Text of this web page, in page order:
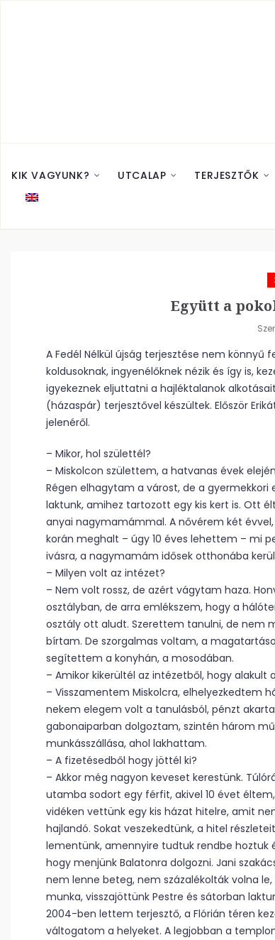
KIK VAGYUNK? UTCALAP TERJESZTŐK
Együtt a
A Fedél Nélkül újság terjesztése nem
koldusoknak, ingyenélőknek nézik és így is,
igyekeznek eljuttatni a hajléktalanok
(házaspár) terjesztővel készültek. Először
jelenéről.
– Mikor, hol születtél?
– Miskolcon születtem, a hatvanas évek
Régen elhagytam a várost, de a
laktunk, amihez tartozott egy kis kert is. Ott
anyai nagymamámmal. A nővérem két
korán meghalt – úgy 10 éves lehettem – mi
ivásra, a nagymamám idősek otthonába
– Milyen volt az intézet?
– Nem volt rossz, de azért vágytam haza.
osztályban, de arra emlékszem, hogy a
osztály ott aludt. Szerettem tanulni, de nem
bírtam. De szorgalmas voltam, a
segítettem a konyhán, a mosodában.
– Amikor kikerültél az intézetből, hogy alakult
– Visszamentem Miskolcra, elhelyezkedtem
nekem elegem volt a tanulásból, pénzt
gabonaiparban dolgoztam, szintén három
munkásszállása, ahol lakhattam.
– A fizetésedből hogy jöttél ki?
– Akkor még nagyon keveset kerestünk.
utamba sodort egy férfit, akivel 10 évet
vidéken vettünk egy kis házat hitelre, amit
hajlandó. Sokat veszekedtünk, a hitel
lementünk, amennyire tudtuk rendbe hoztuk
hogy menjünk Balatonra dolgozni. Jani
nem lenne beteg, nem százalékolták volna
munka, visszajöttünk Pestre és sátorban
2004-ben lettem terjesztő, a Flórián téren
váltogatom a helyeket. A legjobban a